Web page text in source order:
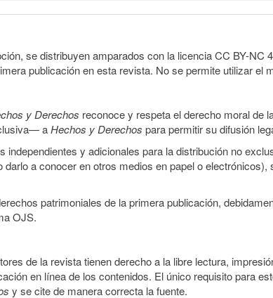
se distribuyen amparados con la licencia CC BY-NC
publicación en esta revista. No se permite utilizar el
y Derechos reconoce y respeta el derecho moral de
aHechos y Derechos para permitir su difusión
y adicionales para la distribución no
a conocer en otros medios en papel o
patrimoniales de la primera publicación,
OJS.
de la revista tienen derecho a la libre lectura,
en línea de los contenidos. El único requisito para
y se cite de manera correcta la fuente.